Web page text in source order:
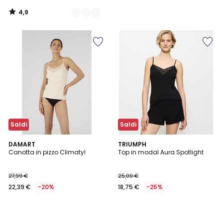
4,9
/
Saldi
DAMART
Canotta in pizzo Climatyl
27,99 €
22,39 € -20%
Saldi
TRIUMPH
Top in modal Aura Spotlight
25,00 €
18,75 € -25%
5
/
2
Colori